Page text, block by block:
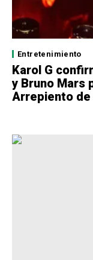
Entretenimiento
Karol G
y Bruno Mars
Arrepiento de